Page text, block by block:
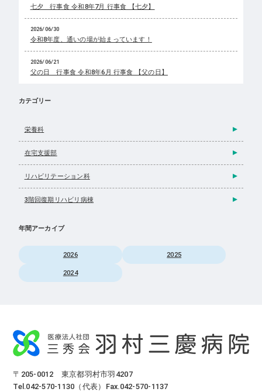
七夕 行事食 令和8年7月 行事食 【七夕】
2026/06/30
令和8年度、通いの場が始まっています！
2026/06/21
父の日 行事食 令和8年6月 行事食 【父の日】
カテゴリー
栄養科
在宅支援部
リハビリテーション科
3階回復期リハビリ病棟
年間アーカイブ
2026 2025
2024
〒205-0012 東京都羽村市羽4207
Tel.042-570-1130（代表）Fax.042-570-1137